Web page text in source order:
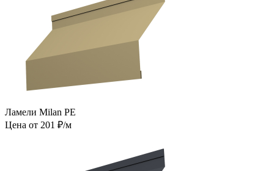
Ламели Milan PE
Цена от 201 ₽/м